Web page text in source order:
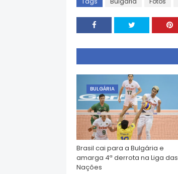
BULGÁRIA
Brasil cai para a Bulgária e
amarga 4ª derrota na Liga das
Nações